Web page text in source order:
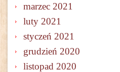
marzec 2021
luty 2021
styczeń 2021
grudzień 2020
listopad 2020